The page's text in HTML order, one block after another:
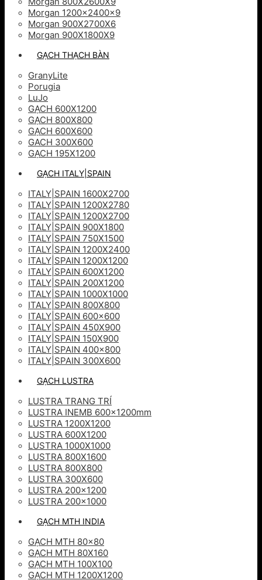
Morgan 1200x2400x9
Morgan 900X2700X6
Morgan 900X1800X9
GẠCH THẠCH BÀN
GranyLite
Porugia
LuJo
GẠCH 600X1200
GẠCH 800X800
GẠCH 600X600
GACH 300X600
GẠCH 195X1200
GẠCH ITALY|SPAIN
ITALY|SPAIN 1600X2700
ITALY|SPAIN 1200X2780
ITALY|SPAIN 1200X2700
ITALY|SPAIN 900X1800
ITALY|SPAIN 750X1500
ITALY|SPAIN 1200X2400
ITALY|SPAIN 1200X1200
ITALY|SPAIN 600X1200
ITALY|SPAIN 200X1200
ITALY|SPAIN 1000X1000
ITALY|SPAIN 800X800
ITALY|SPAIN 600×600
ITALY|SPAIN 450X900
ITALY|SPAIN 150X900
ITALY|SPAIN 400×800
ITALY|SPAIN 300X600
GẠCH LUSTRA
LUSTRA TRANG TRÍ
LUSTRA INEMB 600x1200mm
LUSTRA 1200X1200
LUSTRA 600X1200
LUSTRA 1000X1000
LUSTRA 800X1600
LUSTRA 800X800
LUSTRA 300X600
LUSTRA 200×1200
LUSTRA 200×1000
GẠCH MTH INDIA
GẠCH MTH 80×80
GẠCH MTH 80X160
GẠCH MTH 100X100
GẠCH MTH 1200X1200